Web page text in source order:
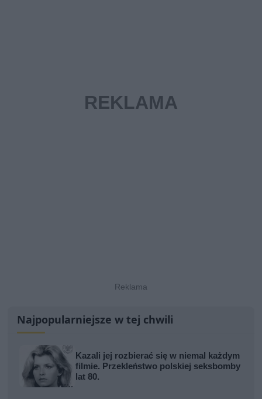
Najpopularniejsze w tej chwili
Kazali jej rozbierać się w niemal każdym
filmie. Przekleństwo polskiej seksbomby
lat 80.